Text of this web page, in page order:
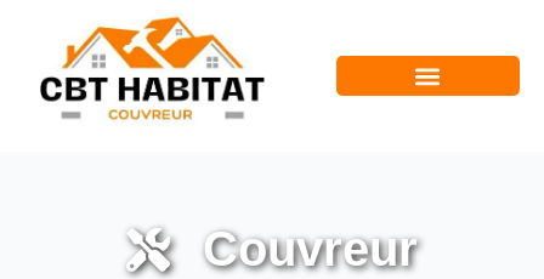
Couvreur